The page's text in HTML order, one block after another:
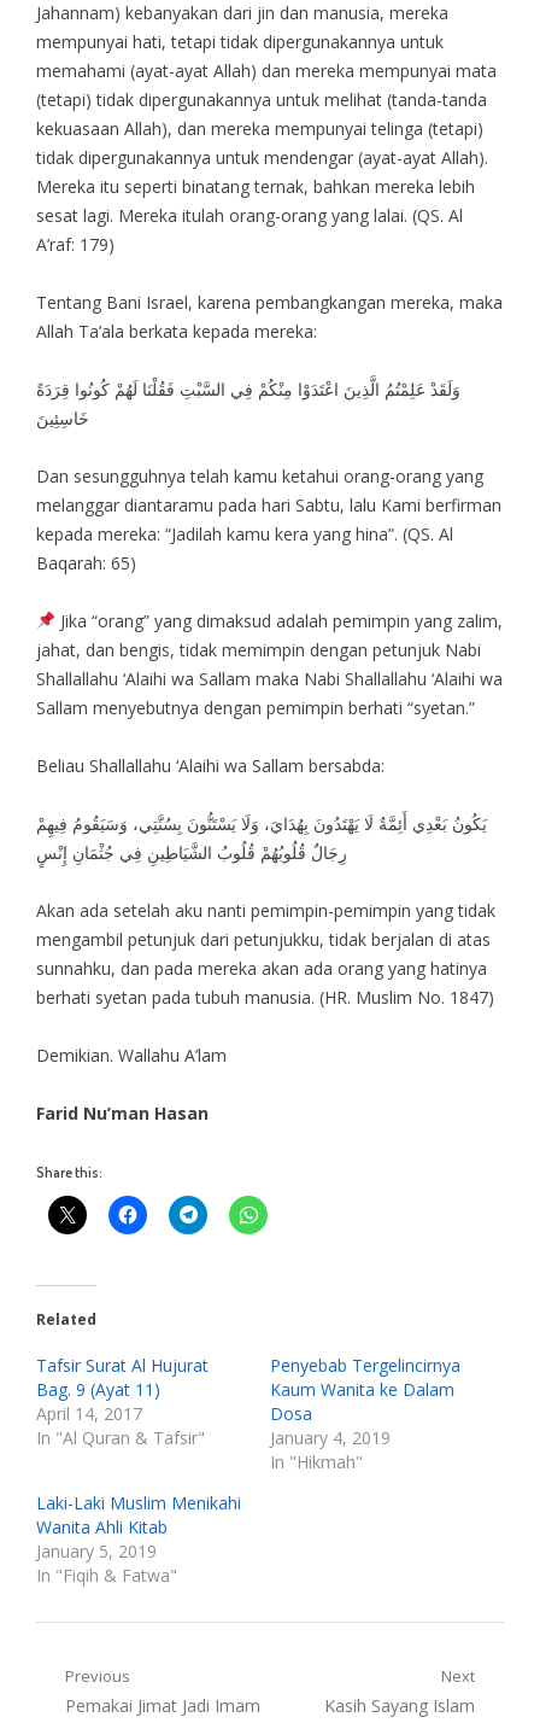
Jahannam) kebanyakan dari jin dan manusia, mereka
mempunyai hati, tetapi tidak dipergunakannya untuk
memahami (ayat-ayat Allah) dan mereka mempunyai mata
(tetapi) tidak dipergunakannya untuk melihat (tanda-tanda
kekuasaan Allah), dan mereka mempunyai telinga (tetapi)
tidak dipergunakannya untuk mendengar (ayat-ayat Allah).
Mereka itu seperti binatang ternak, bahkan mereka lebih
sesat lagi. Mereka itulah orang-orang yang lalai. (QS. Al
A’raf: 179)
Tentang Bani Israel, karena pembangkangan mereka, maka
Allah Ta’ala berkata kepada mereka:
وَلَقَدْ عَلِمْتُمُ الَّذِينَ اعْتَدَوْا مِنْكُمْ فِي السَّبْتِ فَقُلْنَا لَهُمْ كُونُوا قِرَدَةً
خَاسِئِينَ
Dan sesungguhnya telah kamu ketahui orang-orang yang
melanggar diantaramu pada hari Sabtu, lalu Kami berfirman
kepada mereka: “Jadilah kamu kera yang hina”. (QS. Al
Baqarah: 65)
Jika “orang” yang dimaksud adalah pemimpin yang zalim,
jahat, dan bengis, tidak memimpin dengan petunjuk Nabi
Shallallahu ‘Alaihi wa Sallam maka Nabi Shallallahu ‘Alaihi wa
Sallam menyebutnya dengan pemimpin berhati “syetan.”
Beliau Shallallahu ‘Alaihi wa Sallam bersabda:
يَكُونُ بَعْدِي أَئِمَّةٌ لَا يَهْتَدُونَ بِهُدَايَ، وَلَا يَسْتَنُّونَ بِسُنَّتِي، وَسَيَقُومُ فِيهِمْ
رِجَالٌ قُلُوبُهُمْ قُلُوبُ الشَّيَاطِينِ فِي جُثْمَانِ إِنْسٍ
Akan ada setelah aku nanti pemimpin-pemimpin yang tidak
mengambil petunjuk dari petunjukku, tidak berjalan di atas
sunnahku, dan pada mereka akan ada orang yang hatinya
berhati syetan pada tubuh manusia. (HR. Muslim No. 1847)
Demikian. Wallahu A’lam
Farid Nu’man Hasan
Share this:
Related
Tafsir Surat Al Hujurat
Bag. 9 (Ayat 11)
April 14, 2017
In "Al Quran & Tafsir"
Penyebab Tergelincirnya
Kaum Wanita ke Dalam
Dosa
January 4, 2019
In "Hikmah"
Laki-Laki Muslim Menikahi
Wanita Ahli Kitab
January 5, 2019
In "Fiqih & Fatwa"
PostPrevious
Previous
Pemakai Jimat Jadi Imam
Next
Next
Kasih Sayang Islam